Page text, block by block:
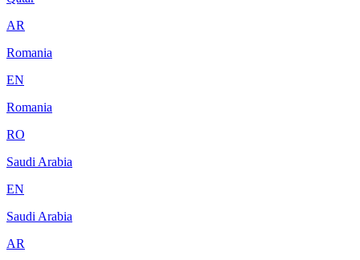
AR
Romania
EN
Romania
RO
Saudi Arabia
EN
Saudi Arabia
AR